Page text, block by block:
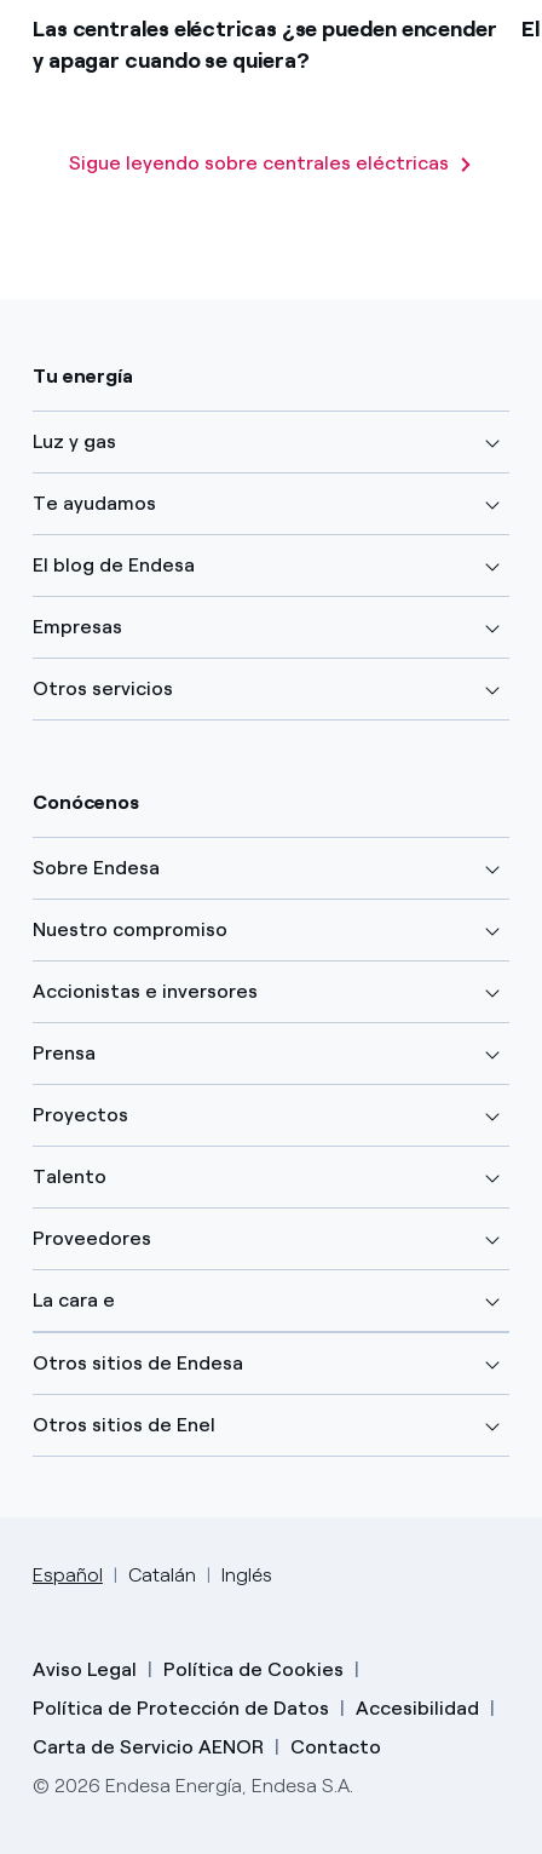
Las centrales eléctricas ¿se pueden encender
y apagar cuando se quiera?
Sigue leyendo sobre centrales eléctricas
Tu energía
Luz y gas
Te ayudamos
El blog de Endesa
Empresas
Otros servicios
Conócenos
Sobre Endesa
Nuestro compromiso
Accionistas e inversores
Prensa
Proyectos
Talento
Proveedores
La cara e
Otros sitios de Endesa
Otros sitios de Enel
Español Catalán Inglés
Aviso Legal
Política de Cookies
Política de Protección de Datos
Accesibilidad
Carta de Servicio AENOR
Contacto
© 2026 Endesa Energía, Endesa S.A.